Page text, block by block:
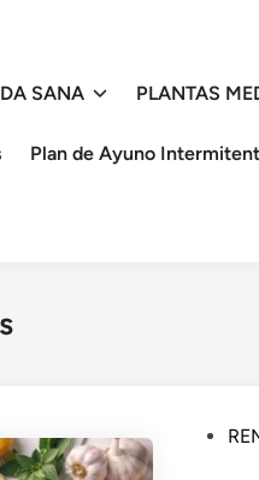
SANA PLANTAS
Plan de Ayuno